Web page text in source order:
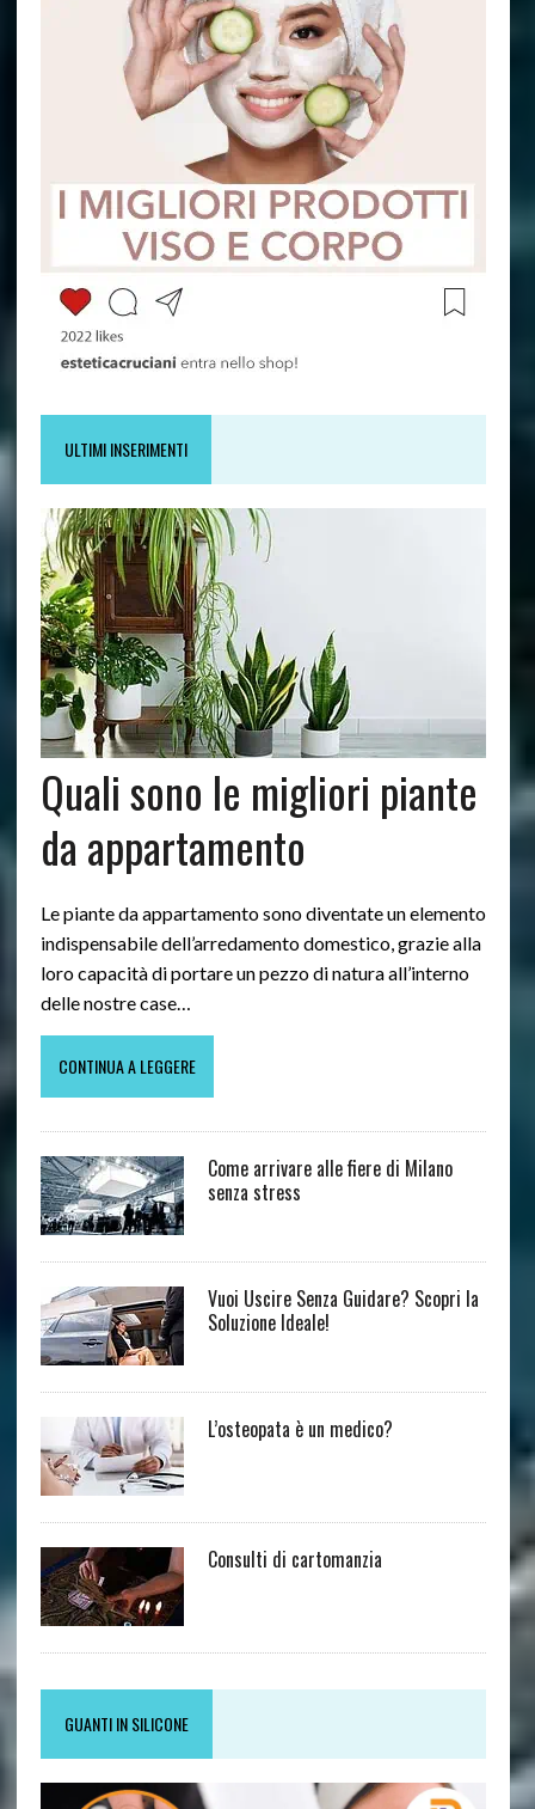
ULTIMI INSERIMENTI
Quali sono le migliori piante
da appartamento
Le piante da appartamento sono diventate un elemento
indispensabile dell’arredamento domestico, grazie alla
loro capacità di portare un pezzo di natura all’interno
delle nostre case…
CONTINUA A LEGGERE
Come arrivare alle fiere di Milano
senza stress
Vuoi Uscire Senza Guidare? Scopri la
Soluzione Ideale!
L’osteopata è un medico?
Consulti di cartomanzia
GUANTI IN SILICONE